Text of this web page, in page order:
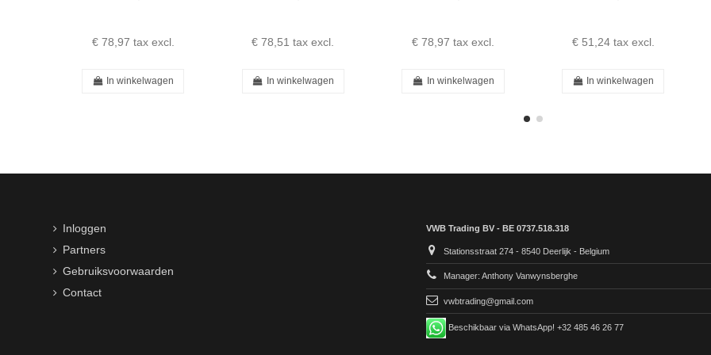
€ 78,97 tax excl.
In winkelwagen
€ 78,51 tax excl.
In winkelwagen
€ 78,97 tax excl.
In winkelwagen
€ 51,24 tax excl.
In winkelwagen
Inloggen
Partners
Gebruiksvoorwaarden
Contact
VWB Trading BV - BE 0737.518.318
Stationsstraat 274 - 8540 Deerlijk - Belgium
Manager: Anthony Vanwynsberghe
vwbtrading@gmail.com
Beschikbaar via WhatsApp! +32 485 46 26 77